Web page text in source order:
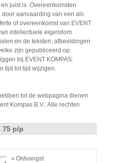
juist is. Overeenkomsten
aanvaarding van een als
of overeenkomst van EVENT
intellectuele eigendom
en de teksten, afbeeldingen
zijn gepubliceerd op
bij EVENT KOMPAS.
tijd tot tijd wijzigen.
tot de webpagina dienen
Kompas B.V.. Alle rechten
75 p/p
» Ontvangst